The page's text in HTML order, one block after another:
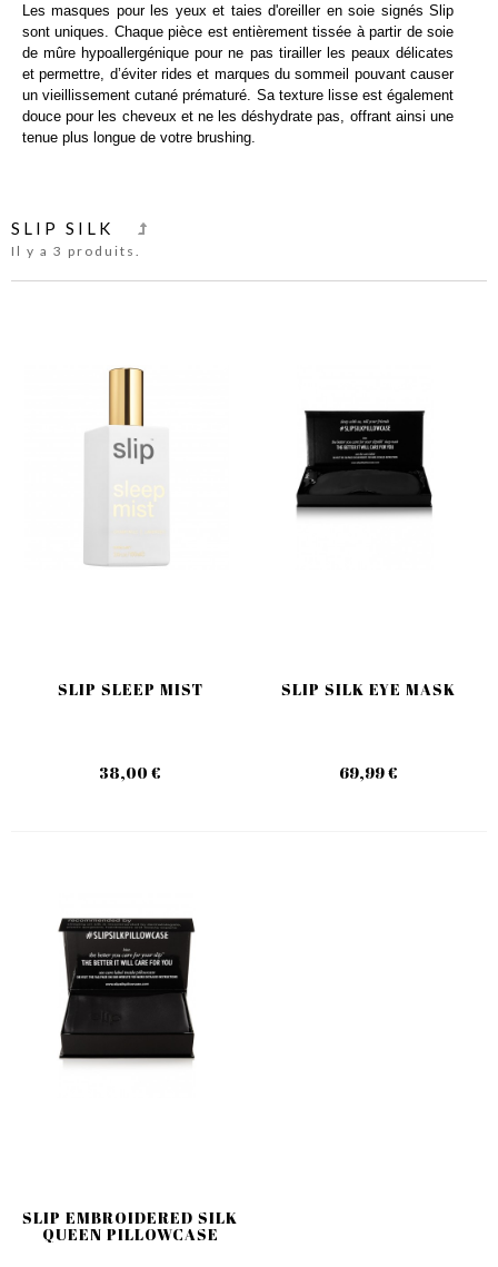
Les masques pour les yeux et taies d'oreiller en soie signés Slip
sont uniques. Chaque pièce est entièrement tissée à partir de soie
de mûre hypoallergénique pour ne pas tirailler les peaux délicates
et permettre, d’éviter rides et marques du sommeil pouvant causer
un vieillissement cutané prématuré. Sa texture lisse est également
douce pour les cheveux et ne les déshydrate pas, offrant ainsi une
tenue plus longue de votre brushing.
SLIP SILK
Il y a 3 produits.
SLIP SLEEP MIST
38,00 €
SLIP SILK EYE MASK
69,99 €
SLIP EMBROIDERED SILK
QUEEN PILLOWCASE